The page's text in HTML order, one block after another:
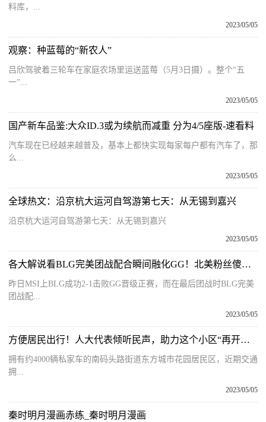
料库，...
2023/05/05
观察：种蓝莓的“新农人”
吕欣驾驶着三轮车在家庭农场里运送蓝莓（5月3日摄）。整个“五
一”...
2023/05/05
国产新车品鉴:大众ID.3或为续航而减重 分为4/5座版-速看料
汽车现在已经越来越普及，基本上都快实现每家每户都有汽车了，那
么...
2023/05/05
全球热文：沿京杭大运河自驾游第七天：从无锡到嘉兴
沿京杭大运河自驾游第七天：从无锡到嘉兴
2023/05/05
各大解说看BLG完美团战配合瞬间融化GG！北美粉丝傻眼无奈抱头！
昨日MSI上BLG成功2-1击败GG晋级正赛，而在最后团战时BLG完美
团战配...
2023/05/05
方便居民出行！人大代表倾听民声，助力这个小区“再开一门”缓解拥堵-环球快资讯
拥有约4000辆私家车的南码头路街道东方城市花园居民区，近期交通
拥...
2023/05/05
秦时明月漫画赤练_秦时明月漫画